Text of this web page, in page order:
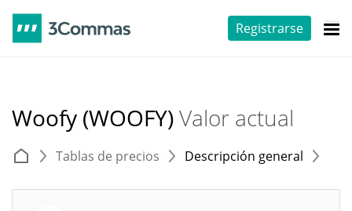
Registrarse
Woofy (WOOFY)Valor actual
Tablas de precios Descripción general